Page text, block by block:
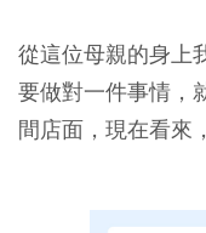
從這位母親的身上
要做對一件事情，
間店面，現在看來